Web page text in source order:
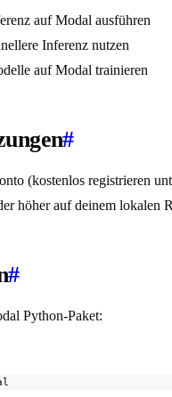
auf Modal ausführen
Inferenz nutzen
auf Modal trainieren
#
(kostenlos registrieren
höher auf deinem lokalen
#
Python-Paket: